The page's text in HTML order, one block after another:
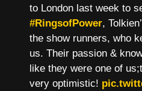
to London last week to
#RingsofPower,
the show runners, who
us. Their passion &
like they were one of
very optimistic!